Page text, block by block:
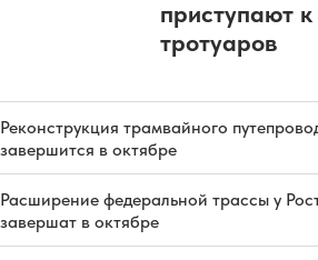
приступают
тротуаров
Реконструкция трамвайного
завершится в октябре
Расширение федеральной трассы у
завершат в октябре